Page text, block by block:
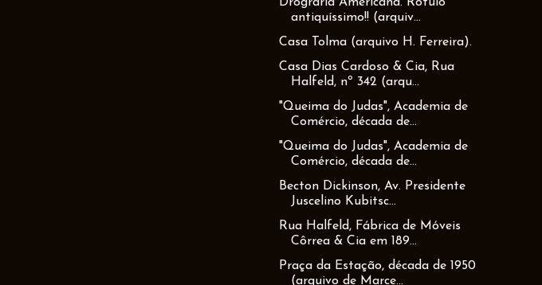
antiquíssimo!! (arquiv...
Casa Tolma (arquivo H. Ferreira).
Casa Dias Cardoso & Cia, Rua
Halfeld, nº 342 (arqu...
"Queima do Judas", Academia de
Comércio, década de...
"Queima do Judas", Academia de
Comércio, década de...
Becton Dickinson, Av. Presidente
Juscelino Kubitsc...
Rua Halfeld, Fábrica de Móveis
Côrrea & Cia em 189...
Praça da Estação, década de 1950
(arquivo de Marce...